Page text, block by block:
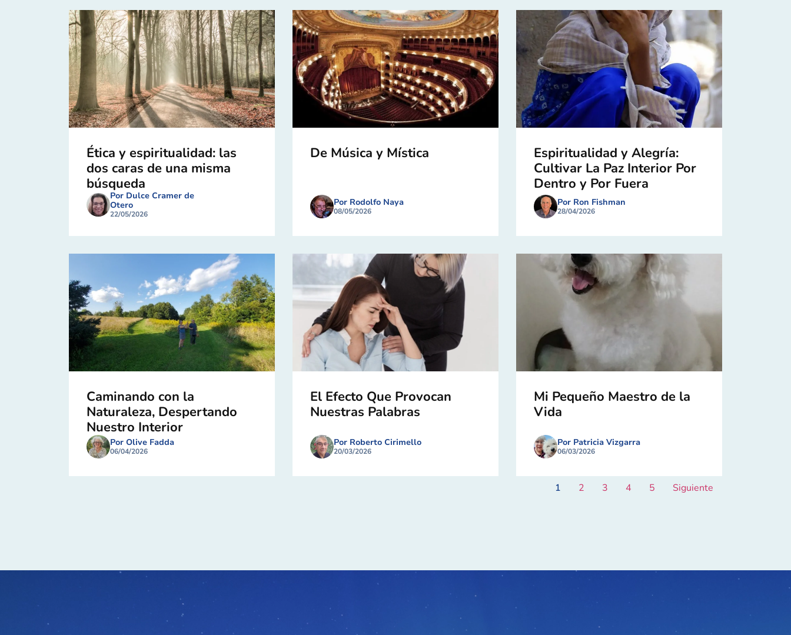
Ética y espiritualidad: las
dos caras de una misma
búsqueda
Por Dulce Cramer de
Otero
22/05/2026
De Música y Mística
Por Rodolfo Naya
08/05/2026
Espiritualidad y Alegría:
Cultivar La Paz Interior Por
Dentro y Por Fuera
Por Ron Fishman
28/04/2026
Caminando con la
Naturaleza, Despertando
Nuestro Interior
Por Olive Fadda
06/04/2026
El Efecto Que Provocan
Nuestras Palabras
Por Roberto Cirimello
20/03/2026
Mi Pequeño Maestro de la
Vida
Por Patricia Vizgarra
06/03/2026
1 2 3 4 5 Siguiente